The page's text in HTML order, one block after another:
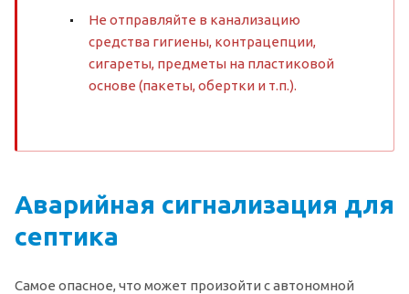
Не отправляйте в канализацию
средства гигиены, контрацепции,
сигареты, предметы на пластиковой
основе (пакеты, обертки и т.п.).
Аварийная сигнализация для
септика
Самое опасное, что может произойти с автономной